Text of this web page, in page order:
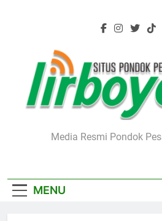
Lirboyo.net
Media Resmi Pondok
MENU